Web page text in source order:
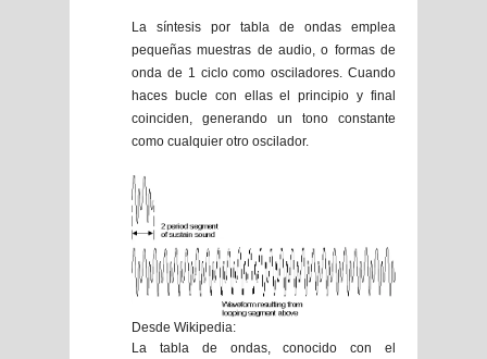
La síntesis por tabla de ondas emplea
pequeñas muestras de audio, o formas de
onda de 1 ciclo como osciladores. Cuando
haces bucle con ellas el principio y final
coinciden, generando un tono constante
como cualquier otro oscilador.
Desde Wikipedia:
La tabla de ondas, conocido con el